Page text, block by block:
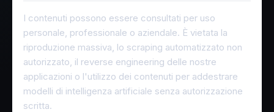
I contenuti possono essere consultati per uso
personale, professionale o aziendale. È vietata la
riproduzione massiva, lo scraping automatizzato non
autorizzato, il reverse engineering delle nostre
applicazioni o l'utilizzo dei contenuti per addestrare
modelli di intelligenza artificiale senza autorizzazione
scritta.